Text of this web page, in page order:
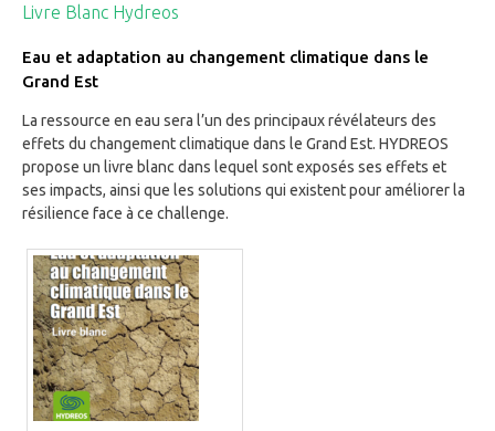
Livre Blanc Hydreos
Eau et adaptation au changement climatique dans le
Grand Est
La ressource en eau sera l’un des principaux révélateurs des
effets du changement climatique dans le Grand Est. HYDREOS
propose un livre blanc dans lequel sont exposés ses effets et
ses impacts, ainsi que les solutions qui existent pour améliorer la
résilience face à ce challenge.